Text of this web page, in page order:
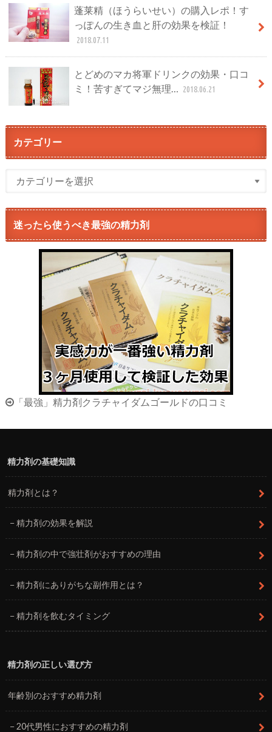
蓬莱精（ほうらいせい）の購入レポ！す
っぽんの生き血と肝の効果を検証！
2018.07.11
とどめのマカ将軍ドリンクの効果・口コ
ミ！苦すぎてマジ無理… 2018.06.21
カテゴリー
迷ったら使うべき最強の精力剤
「最強」精力剤クラチャイダムゴールドの口コミ
精力剤の基礎知識
精力剤とは？
精力剤の効果を解説
精力剤の中で強壮剤がおすすめの理由
精力剤にありがちな副作用とは？
精力剤を飲むタイミング
精力剤の正しい選び方
年齢別のおすすめ精力剤
20代男性におすすめの精力剤